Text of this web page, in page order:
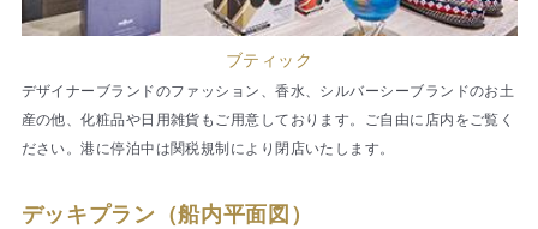
ブティック
デザイナーブランドのファッション、香水、シルバーシーブランドのお土
産の他、化粧品や日用雑貨もご用意しております。ご自由に店内をご覧く
ださい。港に停泊中は関税規制により閉店いたします。
デッキプラン（船内平面図）